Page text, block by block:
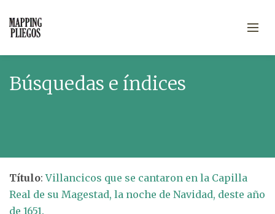
Búsquedas e índices
Título:Villancicos que se cantaron en la Capilla
Real de su Magestad, la noche de Navidad, deste año
de 1651.